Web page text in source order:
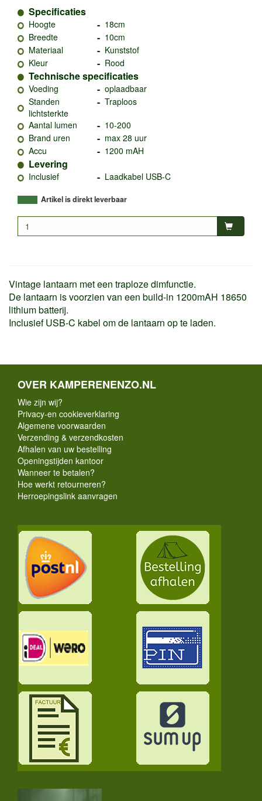
Specificaties
Hoogte - 18cm
Breedte
- 10cm
Materiaal
- Kunststof
Kleur
- Rood
Technische specificaties
Voeding - oplaadbaar
Standen
lichtsterkte
- Traploos
Aantal lumen
- 10-200
Brand uren
- max 28 uur
Accu
- 1200 mAH
Levering
Inclusief - Laadkabel USB-C
Artikel is direkt leverbaar
Vintage lantaarn met een traploze dimfunctie.
De lantaarn is voorzien van een build-in 1200mAH 18650
lithium batterij.
Inclusief USB-C kabel om de lantaarn op te laden.
OVER KAMPERENENZO.NL
Wie zijn wij?
Privacy-en cookieverklaring
Algemene voorwaarden
Verzending & verzendkosten
Afhalen van uw bestelling
Openingstijden kantoor
Wanneer te betalen?
Hoe werkt retourneren?
Herroepingslink aanvragen